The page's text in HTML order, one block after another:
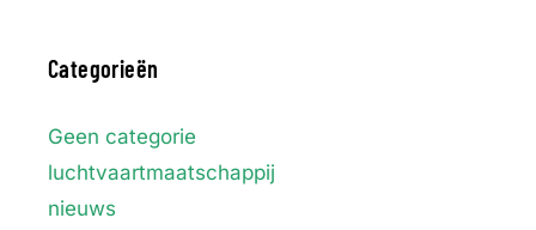
Categorieën
Geen categorie
luchtvaartmaatschappij
nieuws